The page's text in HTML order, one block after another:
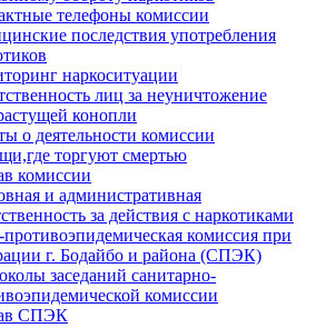
телефоны комиссии
последствия употребления
наркоситуации
лиц за неуничтожение
конопли
о деятельности комиссии
торгуют смертью
комиссии
и административная
за действия с наркотиками
комиссия при
г. Бодайбо и района (СПЭК)
заседаний санитарно-
комиссии
СПЭК